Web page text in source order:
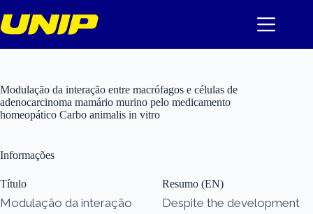
para
o
Modulação da interação entre macrófagos e células de
adenocarcinoma mamário murino pelo medicamento
homeopático Carbo animalis in vitro
Informações
Título
Modulação da interação
Resumo (EN)
Despite the development